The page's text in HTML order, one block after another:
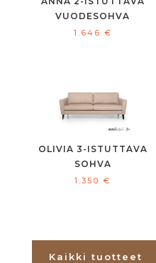
VUODESOHVA
1.646 €
OLIVIA 3-ISTUTTAVA
SOHVA
1.350€
Kaikki tuotteet